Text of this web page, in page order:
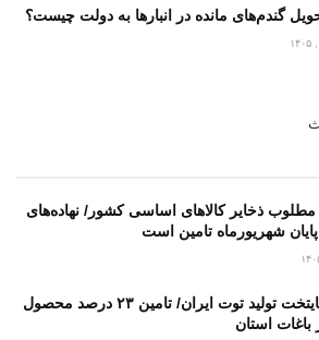
گندم‌های مانده در انبار‌ها به دولت چیست؟
ذخایر کالاهای اساسی کشور/ نهاده‌های
شهریورماه تامین است
تهران، پایتخت تولید توت ایران/ تامین ۲۳ درصد محصول
استان